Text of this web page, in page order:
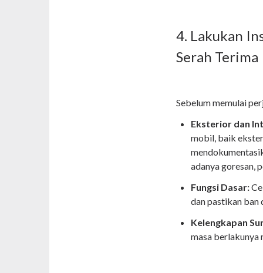
4. Lakukan
Serah Terima
Sebelum memulai
Eksterior dan
mobil, baik
adanya goresan,
Fungsi Dasar:
dan pastikan ban
Kelengkapan
masa berlakunya